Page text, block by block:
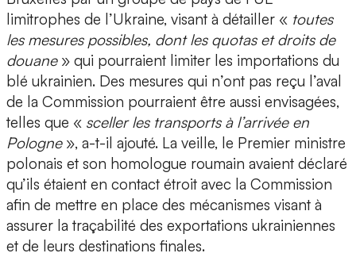
limitrophes de l’Ukraine, visant à détailler « toutes
les mesures possibles, dont les quotas et droits de
douane» qui pourraient limiter les importations du
blé ukrainien. Des mesures qui n’ont pas reçu l’aval
de la Commission pourraient être aussi envisagées,
telles que « sceller les transports à l’arrivée en
Pologne», a-t-il ajouté. La veille, le Premier ministre
polonais et son homologue roumain avaient déclaré
qu’ils étaient en contact étroit avec la Commission
afin de mettre en place des mécanismes visant à
assurer la traçabilité des exportations ukrainiennes
et de leurs destinations finales.